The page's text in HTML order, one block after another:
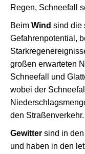
Regen, Schneefall
Beim Wind sind die
Gefahrenpotential,
großen erwarteten
Schneefall und
wobei der
den Straßenverkehr.
Gewitter sind in
und haben in den